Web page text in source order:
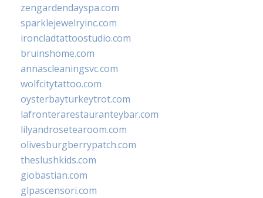
zengardendayspa.com
sparklejewelryinc.com
ironcladtattoostudio.com
bruinshome.com
annascleaningsvc.com
wolfcitytattoo.com
oysterbayturkeytrot.com
lafronterarestauranteybar.com
lilyandrosetearoom.com
olivesburgberrypatch.com
theslushkids.com
giobastian.com
glpascensori.com